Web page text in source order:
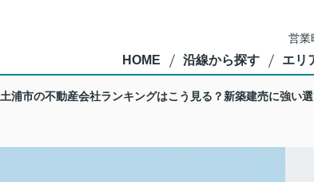
営
HOME 沿線から探す エリ
土浦市の不動産会社ランキングはこう見る？新築建売に強い